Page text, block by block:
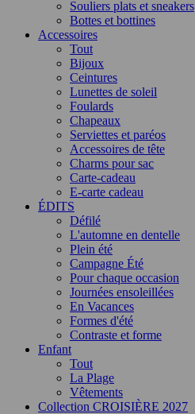
Souliers plats et sneakers
Bottes et bottines
Accessoires
Tout
Bijoux
Ceintures
Lunettes de soleil
Foulards
Chapeaux
Serviettes et paréos
Accessoires de tête
Charms pour sac
Carte-cadeau
E-carte cadeau
ÉDITS
Défilé
L'automne en dentelle
Plein été
Campagne Été
Pour chaque occasion
Journées ensoleillées
En Vacances
Formes d'été
Contraste et forme
Enfant
Tout
La Plage
Vêtements
Collection CROISIÈRE 2027